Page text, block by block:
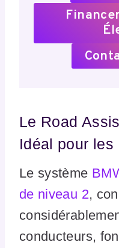
Le Road
Idéal pour les
Le système
de niveau 2,
conducteurs,